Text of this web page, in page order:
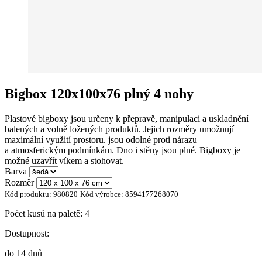
Bigbox 120x100x76 plný 4 nohy
Plastové bigboxy jsou určeny k přepravě, manipulaci a uskladnění
balených a volně ložených produktů. Jejich rozměry umožnují
maximální využití prostoru. jsou odolné proti nárazu
a atmosferickým podmínkám. Dno i stěny jsou plné. Bigboxy je
možné uzavřít víkem a stohovat.
Barva
Rozměr
Kód produktu: 980820 Kód výrobce: 8594177268070
Počet kusů na paletě: 4
Dostupnost:
do 14 dnů